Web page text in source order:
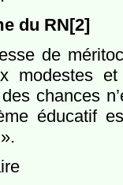
du RN[2]
de
modestes
des chances
éducatif